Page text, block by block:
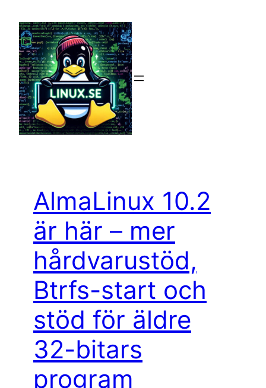
innehåll
AlmaLinux 10.2
är här – mer
hårdvarustöd,
Btrfs-start och
stöd för äldre
32-bitars
program